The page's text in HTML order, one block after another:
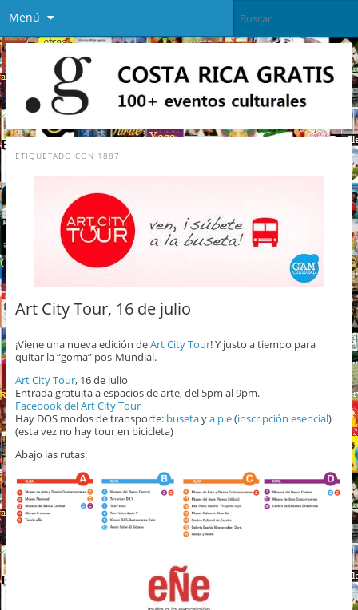
Menú
ETIQUETADO CON 1887
Art City Tour, 16 de julio
¡Viene una nueva edición deArt City Tour! Y justo a tiempo para
quitar la “goma” pos-Mundial.
Art City Tour, 16 de julio
Entrada gratuita a espacios de arte, del 5pm al 9pm.
Facebook del Art City Tour
Hay DOS modos de transporte: busetaya pie(inscripción esencial)
(esta vez no hay tour en bicicleta)
Abajo las rutas: